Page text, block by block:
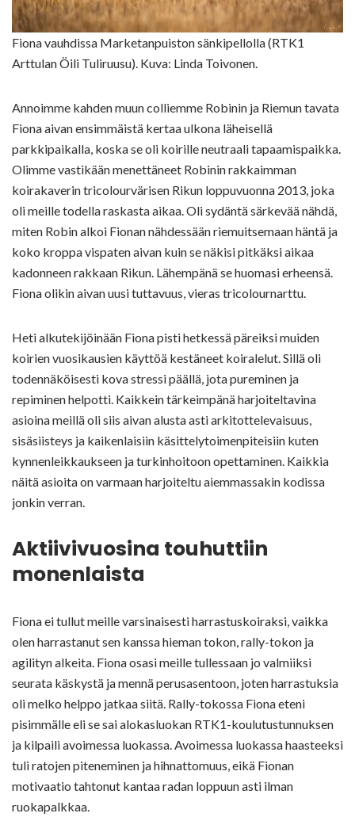
Fiona vauhdissa Marketanpuiston sänkipellolla (RTK1
Arttulan Öili Tuliruusu). Kuva: Linda Toivonen.
Annoimme kahden muun colliemme Robinin ja Riemun tavata
Fiona aivan ensimmäistä kertaa ulkona läheisellä
parkkipaikalla, koska se oli koirille neutraali tapaamispaikka.
Olimme vastikään menettäneet Robinin rakkaimman
koirakaverin tricolourvärisen Rikun loppuvuonna 2013, joka
oli meille todella raskasta aikaa. Oli sydäntä särkevää nähdä,
miten Robin alkoi Fionan nähdessään riemuitsemaan häntä ja
koko kroppa vispaten aivan kuin se näkisi pitkäksi aikaa
kadonneen rakkaan Rikun. Lähempänä se huomasi erheensä.
Fiona olikin aivan uusi tuttavuus, vieras tricolournarttu.
Heti alkutekijöinään Fiona pisti hetkessä päreiksi muiden
koirien vuosikausien käyttöä kestäneet koiralelut. Sillä oli
todennäköisesti kova stressi päällä, jota pureminen ja
repiminen helpotti. Kaikkein tärkeimpänä harjoiteltavina
asioina meillä oli siis aivan alusta asti arkitottelevaisuus,
sisäsiisteys ja kaikenlaisiin käsittelytoimenpiteisiin kuten
kynnenleikkaukseen ja turkinhoitoon opettaminen. Kaikkia
näitä asioita on varmaan harjoiteltu aiemmassakin kodissa
jonkin verran.
Aktiivivuosina touhuttiin
monenlaista
Fiona ei tullut meille varsinaisesti harrastuskoiraksi, vaikka
olen harrastanut sen kanssa hieman tokon, rally-tokon ja
agilityn alkeita. Fiona osasi meille tullessaan jo valmiiksi
seurata käskystä ja mennä perusasentoon, joten harrastuksia
oli melko helppo jatkaa siitä. Rally-tokossa Fiona eteni
pisimmälle eli se sai alokasluokan RTK1-koulutustunnuksen
ja kilpaili avoimessa luokassa. Avoimessa luokassa haasteeksi
tuli ratojen piteneminen ja hihnattomuus, eikä Fionan
motivaatio tahtonut kantaa radan loppuun asti ilman
ruokapalkkaa.